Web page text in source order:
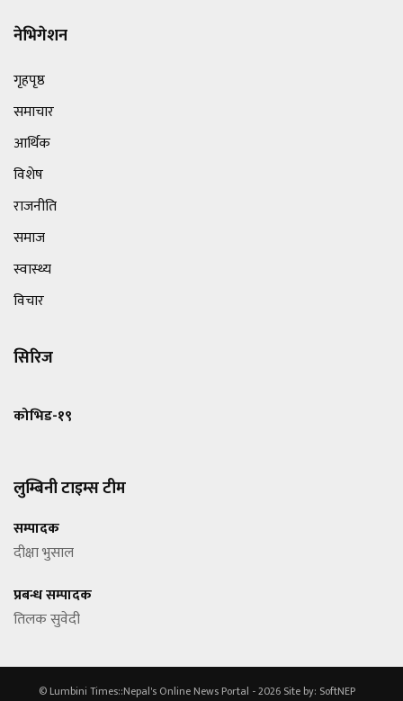
नेभिगेशन
गृहपृष्ठ
समाचार
आर्थिक
विशेष
राजनीति
समाज
स्वास्थ्य
विचार
सिरिज
कोभिड-१९
लुम्बिनी टाइम्स टीम
सम्पादक
दीक्षा भुसाल
प्रबन्ध सम्पादक
तिलक सुवेदी
© Lumbini Times::Nepal's Online News Portal - 2026 Site by: SoftNEP